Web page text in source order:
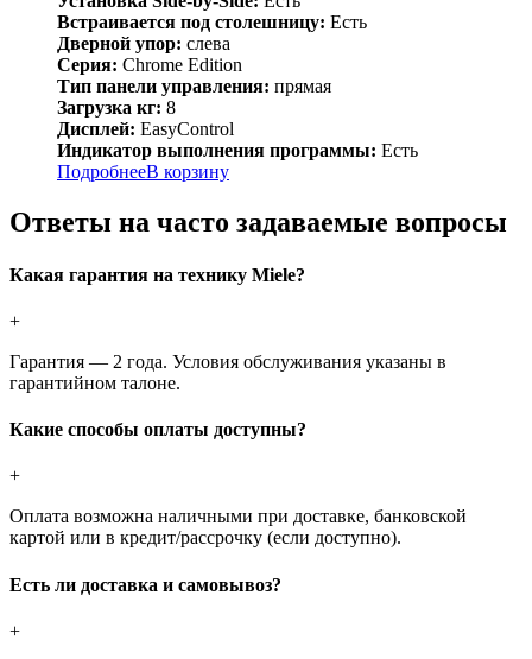
Встраивается под столешницу: Есть
Дверной упор: слева
Серия: Chrome Edition
Тип панели управления: прямая
Загрузка кг: 8
Дисплей: EasyControl
Индикатор выполнения программы: Есть
ПодробнееВ корзину
Ответы на часто задаваемые вопросы
Какая гарантия на технику Miele?
+
Гарантия — 2 года. Условия обслуживания указаны в
гарантийном талоне.
Какие способы оплаты доступны?
+
Оплата возможна наличными при доставке, банковской
картой или в кредит/рассрочку (если доступно).
Есть ли доставка и самовывоз?
+